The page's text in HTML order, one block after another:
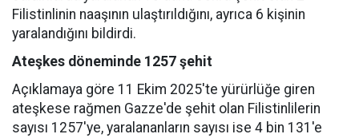
Filistinlinin naaşının ulaştırıldığını, ayrıca 6 kişinin
yaralandığını bildirdi.
Ateşkes döneminde 1257 şehit
Açıklamaya göre 11 Ekim 2025'te yürürlüğe giren
ateşkese rağmen Gazze'de şehit olan Filistinlilerin
sayısı 1257'ye, yaralananların sayısı ise 4 bin 131'e